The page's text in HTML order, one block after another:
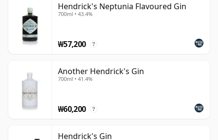
스타일링과 세심하게 설계된 풍미 프로파일 덕분에 현대를
대표하는 프리미엄 진 중 하나로 확고한 자리를 차지하고 있
습니다.
Hendrick's Neptunia Flavoured Gin
700ml • 43.4%
₩57,200 ?
Another Hendrick's Gin
700ml • 41.4%
₩60,200 ?
Hendrick's Gin